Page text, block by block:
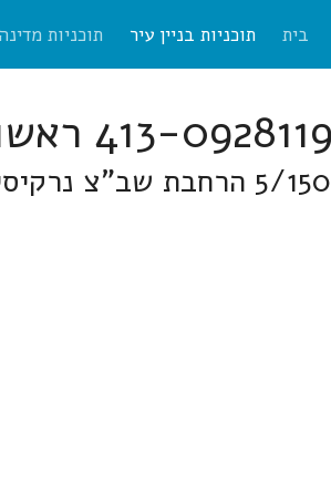
בית תוכניות בניין עיר תוכניות מדינה